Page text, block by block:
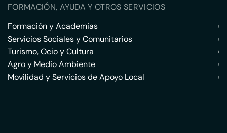
FORMACIÓN, AYUDA Y OTROS SERVICIOS
Formación y Academias
›
Servicios Sociales y Comunitarios
›
Turismo, Ocio y Cultura
›
Agro y Medio Ambiente
›
Movilidad y Servicios de Apoyo Local
›